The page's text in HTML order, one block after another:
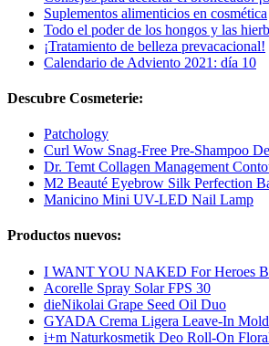
Suplementos alimenticios en cosmética
Todo el poder de los hongos y las
¡Tratamiento de belleza prevacacional!
Calendario de Adviento 2021: día 10
Descubre Cosmeterie:
Patchology
Curl Wow Snag-Free Pre-Shampoo
Dr. Temt Collagen Management
M2 Beauté Eyebrow Silk Perfection
Manicino Mini UV-LED Nail Lamp
Productos nuevos:
I WANT YOU NAKED For Heroes
Acorelle Spray Solar FPS 30
dieNikolai Grape Seed Oil Duo
GYADA Crema Ligera Leave-In
i+m Naturkosmetik Deo Roll-On